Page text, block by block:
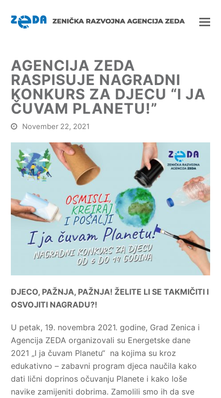
AGENCIJA ZEDA
RASPISUJE NAGRADNI
KONKURS ZA DJECU “I JA
ČUVAM PLANETU!”
November 22, 2021
DJECO, PAŽNJA, PAŽNJA! ŽELITE LI SE TAKMIČITI I
OSVOJITI NAGRADU?!
U petak, 19. novembra 2021. godine, Grad Zenica i
Agencija ZEDA organizovali su Energetske dane
2021 „I ja čuvam Planetu“ na kojima su kroz
edukativno – zabavni program djeca naučila kako
dati lični doprinos očuvanju Planete i kako loše
navike zamijeniti dobrima. Zamolili smo ih da sve